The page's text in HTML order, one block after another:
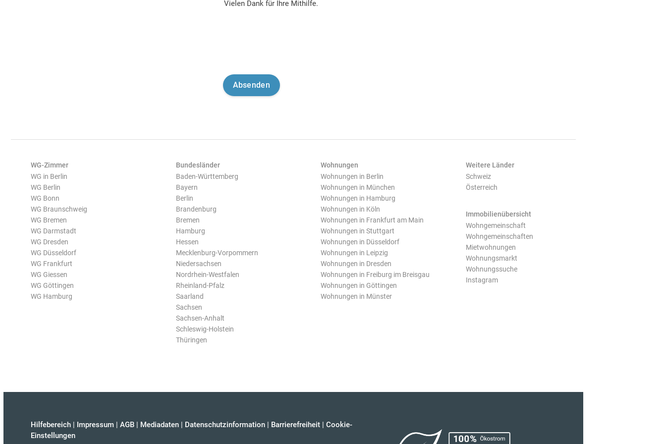
Vielen Dank für Ihre Mithilfe.
WG-Zimmer
WG in Berlin
WG Berlin
WG Bonn
WG Braunschweig
WG Bremen
WG Darmstadt
WG Dresden
WG Düsseldorf
WG Frankfurt
WG Giessen
WG Göttingen
WG Hamburg
Bundesländer
Baden-Württemberg
Bayern
Berlin
Brandenburg
Bremen
Hamburg
Hessen
Mecklenburg-Vorpommern
Niedersachsen
Nordrhein-Westfalen
Rheinland-Pfalz
Saarland
Sachsen
Sachsen-Anhalt
Schleswig-Holstein
Thüringen
Wohnungen
Wohnungen in Berlin
Wohnungen in München
Wohnungen in Hamburg
Wohnungen in Köln
Wohnungen in Frankfurt am Main
Wohnungen in Stuttgart
Wohnungen in Düsseldorf
Wohnungen in Leipzig
Wohnungen in Dresden
Wohnungen in Freiburg im Breisgau
Wohnungen in Göttingen
Wohnungen in Münster
Weitere Länder
Schweiz
Österreich
Immobilienübersicht
Wohngemeinschaft
Wohngemeinschaften
Mietwohnungen
Wohnungsmarkt
Wohnungssuche
Instagram
Hilfebereich | Impressum | AGB | Mediadaten | Datenschutzinformation | Barrierefreiheit | Cookie-
Einstellungen